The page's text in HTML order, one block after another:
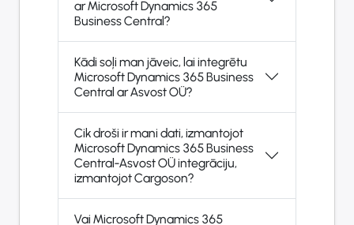
ar Microsoft Dynamics 365
Business Central?
Kādi soļi man jāveic, lai integrētu
Microsoft Dynamics 365 Business
Central ar Asvost OÜ?
Cik droši ir mani dati, izmantojot
Microsoft Dynamics 365 Business
Central-Asvost OÜ integrāciju,
izmantojot Cargoson?
Vai Microsoft Dynamics 365